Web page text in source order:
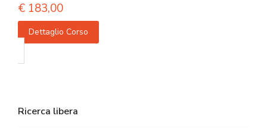
€ 183,00
Dettaglio Corso
Ricerca libera